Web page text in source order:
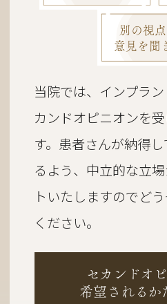
別の視
意見を聞
当院では、インプラ
カンドオピニオンを
す。 患者さんが納得
るよう、 中立的な立
トいたしますのでど
ください。
セカンドオ
希望されるか